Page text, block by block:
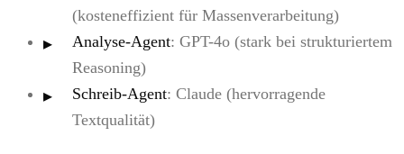
(kosteneffizient für Massenverarbeitung)
Analyse-Agent: GPT-4o (stark bei strukturiertem
Reasoning)
Schreib-Agent: Claude (hervorragende
Textqualität)